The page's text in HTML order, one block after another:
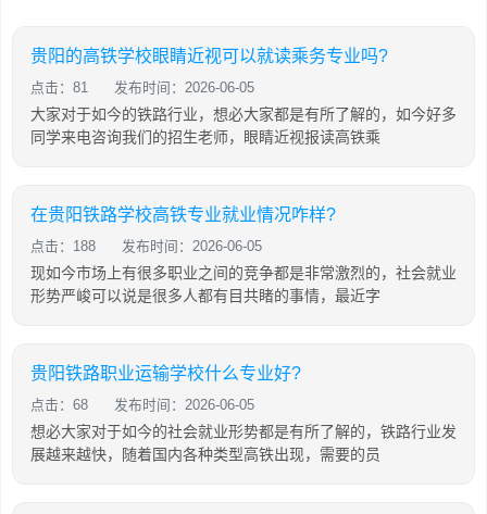
贵阳的高铁学校眼睛近视可以就读乘务专业吗?
点击：81 发布时间：2026-06-05
大家对于如今的铁路行业，想必大家都是有所了解的，如今好多
同学来电咨询我们的招生老师，眼睛近视报读高铁乘
在贵阳铁路学校高铁专业就业情况咋样?
点击：188 发布时间：2026-06-05
现如今市场上有很多职业之间的竞争都是非常激烈的，社会就业
形势严峻可以说是很多人都有目共睹的事情，最近字
贵阳铁路职业运输学校什么专业好?
点击：68 发布时间：2026-06-05
想必大家对于如今的社会就业形势都是有所了解的，铁路行业发
展越来越快，随着国内各种类型高铁出现，需要的员